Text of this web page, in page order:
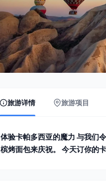
旅游详情 旅游项目
体验卡帕多西亚的魔力 与我们
槟烤面包来庆祝。 今天订你的